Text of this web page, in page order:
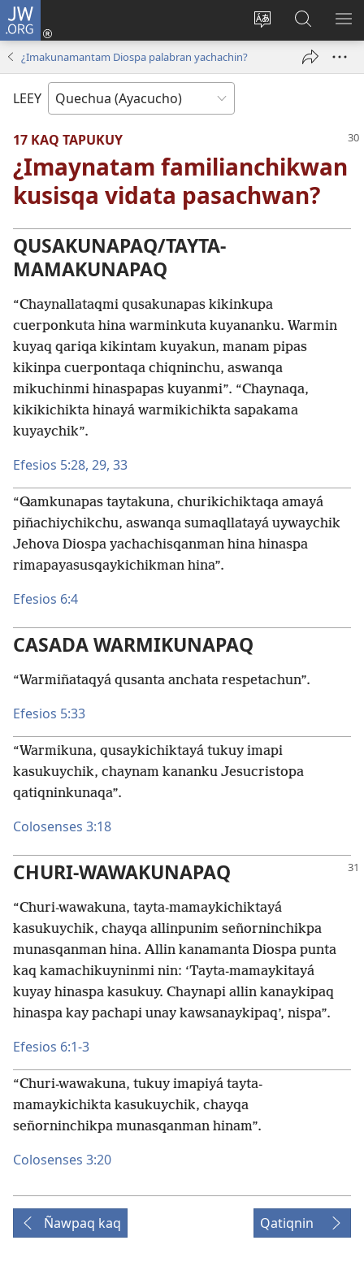
JW.ORG
Rimaynikita
cambianapaq
Qallarinaykipaq
(abre
JW.ORG
nisqapi
¿Imakunamantam Diospa palabran yachachin?
LEEY
17 KAQ TAPUKUY
¿Imaynatam familianchikwan
kusisqa vidata pasachwan?
QUSAKUNAPAQ/TAYTA-
MAMAKUNAPAQ
“Chaynallataqmi qusakunapas kikinkupa
cuerponkuta hina warminkuta kuyananku. Warmin
kuyaq qariqa kikintam kuyakun, manam pipas
kikinpa cuerpontaqa chiqninchu, aswanqa
mikuchinmi hinaspapas kuyanmi”. “Chaynaqa,
kikikichikta hinayá warmikichikta sapakama
kuyaychik”.
Efesios 5:28, 29, 33
“Qamkunapas taytakuna, churikichiktaqa amayá
piñachiychikchu, aswanqa sumaqllatayá uywaychik
Jehova Diospa yachachisqanman hina hinaspa
rimapayasusqaykichikman hina”.
Efesios 6:4
CASADA WARMIKUNAPAQ
“Warmiñataqyá qusanta anchata respetachun”.
Efesios 5:33
“Warmikuna, qusaykichiktayá tukuy imapi
kasukuychik, chaynam kananku Jesucristopa
qatiqninkunaqa”.
Colosenses 3:18
CHURI-WAWAKUNAPAQ
“Churi-wawakuna, tayta-mamaykichiktayá
kasukuychik, chayqa allinpunim señorninchikpa
munasqanman hina. Allin kanamanta Diospa punta
kaq kamachikuyninmi nin: ‘Tayta-mamaykitayá
kuyay hinaspa kasukuy. Chaynapi allin kanaykipaq
hinaspa kay pachapi unay kawsanaykipaq’, nispa”.
Efesios 6:1-3
“Churi-wawakuna, tukuy imapiyá tayta-
mamaykichikta kasukuychik, chayqa
señorninchikpa munasqanman hinam”.
Colosenses 3:20
Ñawpaq kaq Qatiqnin